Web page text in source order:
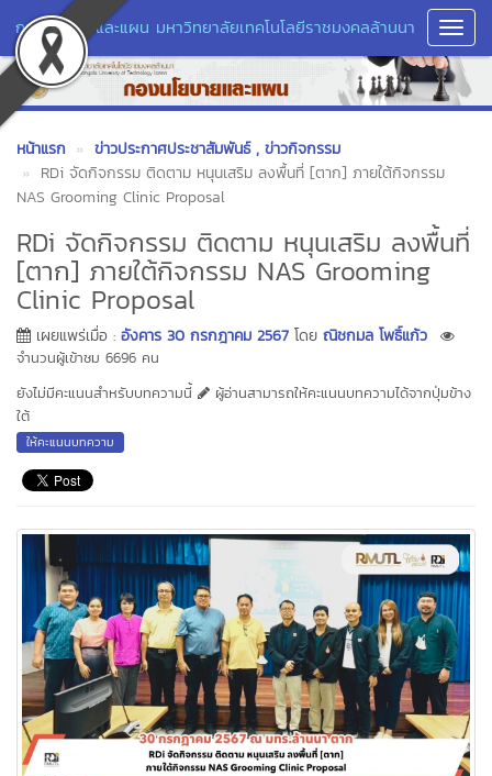
กองนโยบายและแผน มหาวิทยาลัยเทคโนโลยีราชมงคลล้านนา
หน้าแรก ข่าวประกาศประชาสัมพันธ์ , ข่าวกิจกรรม
RDi จัดกิจกรรม ติดตาม หนุนเสริม ลงพื้นที่ [ตาก] ภายใต้กิจกรรม
NAS Grooming Clinic Proposal
RDi จัดกิจกรรม ติดตาม หนุนเสริม ลงพื้นที่
[ตาก] ภายใต้กิจกรรม NAS Grooming
Clinic Proposal
เผยแพร่เมื่อ : อังคาร 30 กรกฎาคม 2567 โดย ณิชกมล โพธิ์แก้ว
จำนวนผู้เข้าชม 6696 คน
ยังไม่มีคะแนนสำหรับบทความนี้
ผู้อ่านสามารถให้คะแนนบทความได้จากปุ่มข้าง
ใต้
ให้คะแนนบทความ